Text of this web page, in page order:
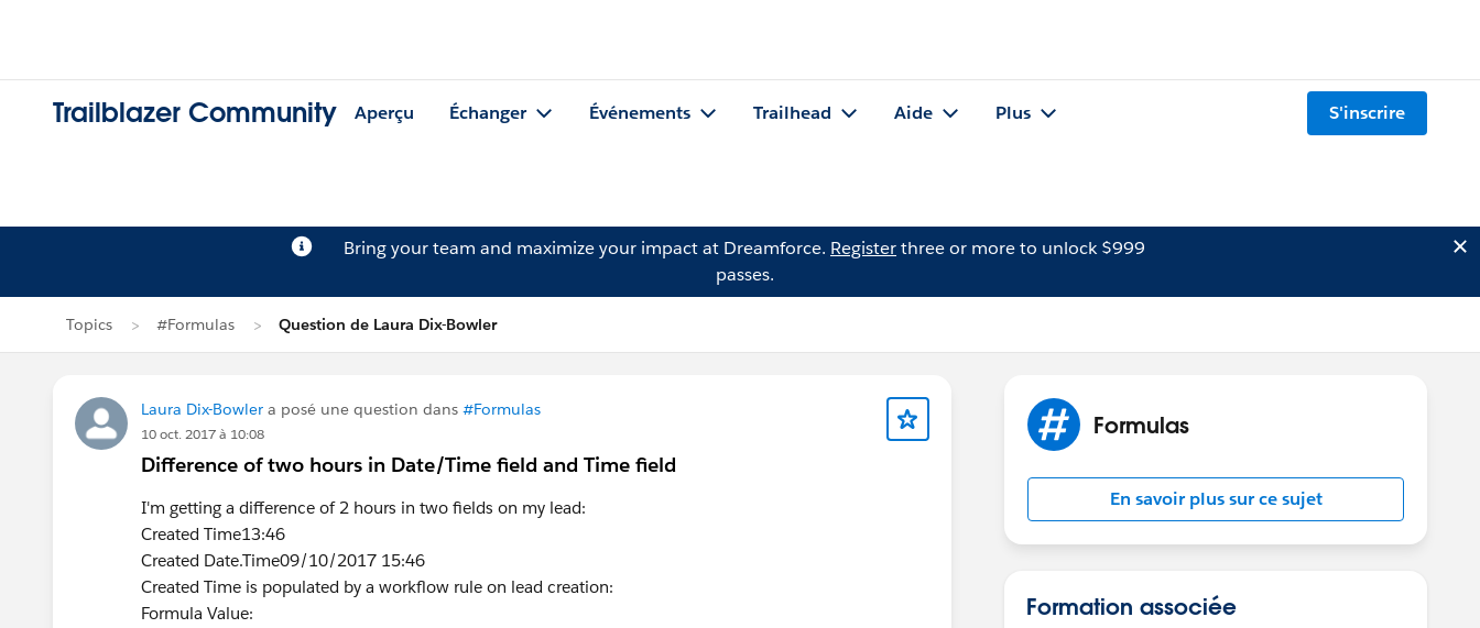
Trailblazer Community Aperçu Échanger Événements Trailhead Aide Plus S'inscrire
Bring your team and maximize your impact at Dreamforce. Registerthree or more to unlock $999
passes.
Topics #Formulas Question de Laura Dix-Bowler
Laura Dix-Bowler a posé une question dans #Formulas
10 oct. 2017 à 10:08
Difference of two hours in Date/Time field and Time field
I'm getting a difference of 2 hours in two fields on my lead:
Created Time13:46
Created Date.Time09/10/2017 15:46
Created Time is populated by a workflow rule on lead creation:
Formula Value:
Formulas
En savoir plus sur ce sujet
Formation associée